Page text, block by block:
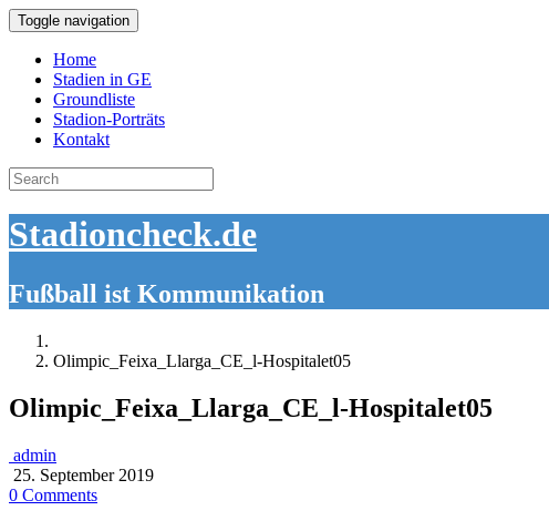
Toggle navigation
Home
Stadien in GE
Groundliste
Stadion-Porträts
Kontakt
Search
for:
Stadioncheck.de
Fußball ist Kommunikation
Olimpic_Feixa_Llarga_CE_l-Hospitalet05
Olimpic_Feixa_Llarga_CE_l-Hospitalet05
admin
25. September 2019
0 Comments